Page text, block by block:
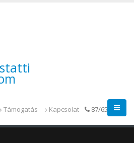
Támogatás Kapcsolat 87/655-014